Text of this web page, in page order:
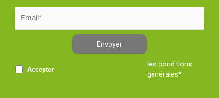
Envoyer
Accepter
les conditions
générales*